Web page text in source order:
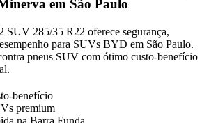
em São Paulo
SUV 285/35 R22 oferece segurança,
para SUVs BYD em São Paulo.
pneus SUV com ótimo custo-benefício
benefício
premium
na Barra Funda